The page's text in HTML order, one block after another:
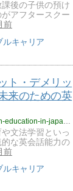
後の子供の預け
アフタースクー
前
ルキャリア
ト・デメリッ
来のための英
https://www.takedaes.com/english-education-in-japan-707
文法学習といっ
な英会話能力の
前
ルキャリア